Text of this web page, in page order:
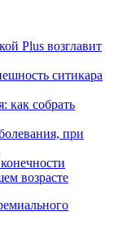
Plus возглавит
ситикара
как собрать
при
возрасте